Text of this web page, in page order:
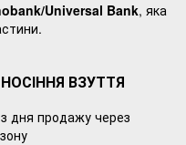
Universal Bank, яка
ВЗУТТЯ
дня продажу через